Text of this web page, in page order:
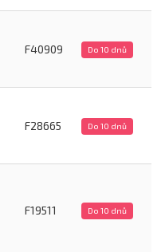
F40909 Do 10 dnů
F28665 Do 10 dnů
F19511 Do 10 dnů